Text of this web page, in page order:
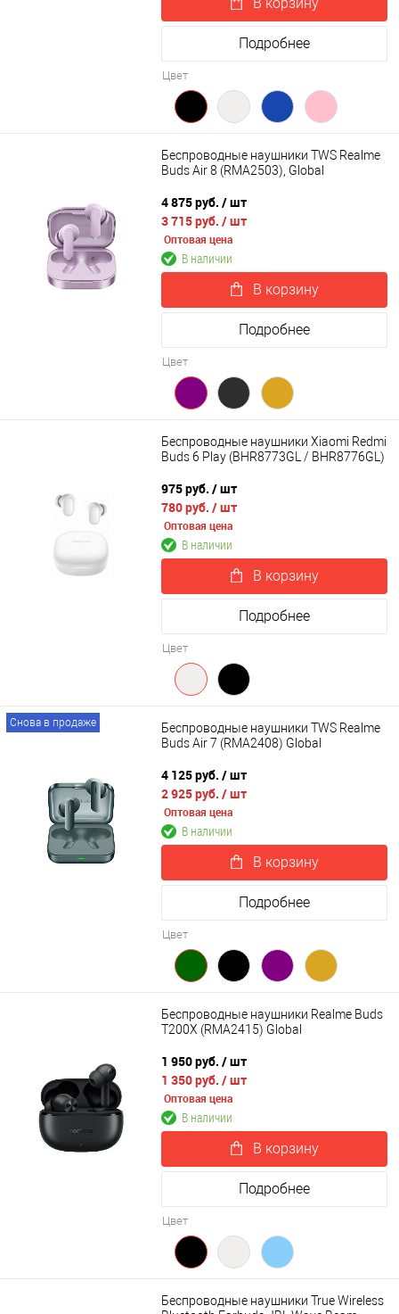
В корзину
Подробнее
Цвет
Беспроводные наушники TWS Realme
Buds Air 8 (RMA2503), Global
4 875 руб. / шт
3 715 руб. / шт
Оптовая цена
В наличии
В корзину
Подробнее
Цвет
Беспроводные наушники Xiaomi Redmi
Buds 6 Play (BHR8773GL / BHR8776GL)
975 руб. / шт
780 руб. / шт
Оптовая цена
В наличии
В корзину
Подробнее
Цвет
Снова в продаже
Беспроводные наушники TWS Realme
Buds Air 7 (RMA2408) Global
4 125 руб. / шт
2 925 руб. / шт
Оптовая цена
В наличии
В корзину
Подробнее
Цвет
Беспроводные наушники Realme Buds
T200X (RMA2415) Global
1 950 руб. / шт
1 350 руб. / шт
Оптовая цена
В наличии
В корзину
Подробнее
Цвет
Беспроводные наушники True Wireless